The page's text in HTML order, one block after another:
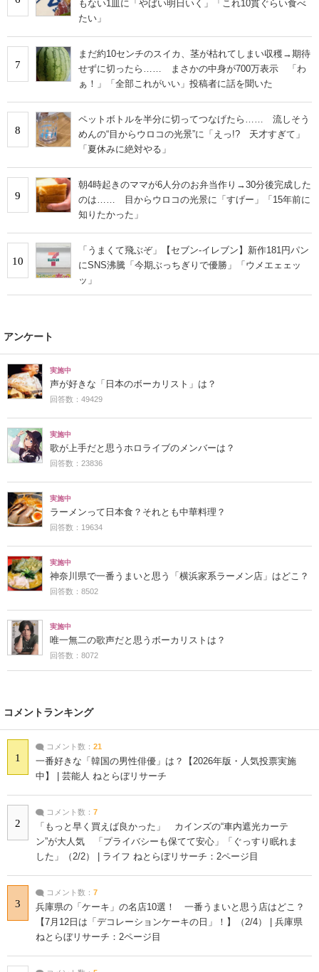
もない1皿に「やばい明日いく」「これ10貫ぐらい食べ
たい」
7
まだ約10センチのスイカ、茎が枯れてしまい収穫→期待
せずに切ったら…… まさかの中身が700万表示 「わ
ぁ！」「全部これがいい」投稿者に話を聞いた
8
ペットボトルを半分に切ってつなげたら…… 流しそう
めんの“目からウロコの光景”に「えっ!? 天才すぎて」
「夏休みに絶対やる」
9
朝4時起きのママが6人分のお弁当作り→30分後完成した
のは…… 目からウロコの光景に「すげー」「15年前に
知りたかった」
10
「うまくて飛ぶぞ」【セブン‐イレブン】新作181円パン
にSNS沸騰「今期ぶっちぎりで優勝」「ウメエェェッ
ッ」
アンケート
実施中
声が好きな「日本のボーカリスト」は？
回答数：49429
実施中
歌が上手だと思うホロライブのメンバーは？
回答数：23836
実施中
ラーメンって日本食？それとも中華料理？
回答数：19634
実施中
神奈川県で一番うまいと思う「横浜家系ラーメン店」はどこ？
回答数：8502
実施中
唯一無二の歌声だと思うボーカリストは？
回答数：8072
コメントランキング
1
コメント数： 21
一番好きな「韓国の男性俳優」は？【2026年版・人気投票実施
中】 | 芸能人 ねとらぼリサーチ
2
コメント数： 7
「もっと早く買えば良かった」 カインズの“車内遮光カーテ
ン”が大人気 「プライバシーも保てて安心」「ぐっすり眠れま
した」（2/2） | ライフ ねとらぼリサーチ：2ページ目
3
コメント数： 7
兵庫県の「ケーキ」の名店10選！ 一番うまいと思う店はどこ？
【7月12日は「デコレーションケーキの日」！】（2/4） | 兵庫県
ねとらぼリサーチ：2ページ目